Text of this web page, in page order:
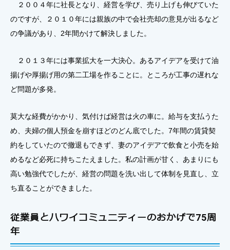
２００４年に社長となり、経営を学び、売り上げも伸びていた
のですが、２０１０年には親族の中で会社売却の意見が出るなど
の争議があり、2年間かけて解決しました。
２０１３年には事業拡大を一大決心。あるアイデアを受けて油
揚げや厚揚げ用の第二工場を作ることに。ところが工事の遅れな
ど問題が多発。
莫大な経費がかかり、気付けば経営は火の車に。給与を支払うた
め、夫婦の個人預金を崩すほどのどん底でした。7年間の賃貸契
約をしていたので撤退もできず、妻のアイデアで飲食と小売を始
めるなど必死に持ちこたえました。私の計画が甘く、あまりにも
高い勉強代でしたが、経営の問題を洗い出して体制を見直し、立
ち直ることができました。
従業員とハワイコミュニティーのおかげで75周
年